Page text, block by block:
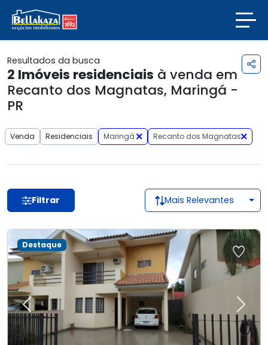
Resultados da busca
2 Imóveis residenciais à venda em
Recanto dos Magnatas, Maringá -
PR
Venda Residenciais Maringá Recanto dos Magnatas
Filtrar Mais Relevantes
Previous Next
Destaque